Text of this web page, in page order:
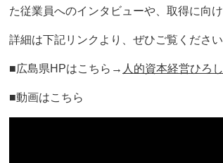
た従業員へのインタビューや、取得に向
詳細は下記リンクより、ぜひご覧ください
■広島県HPはこちら→ 人的資本経営ひろ
■動画はこちら